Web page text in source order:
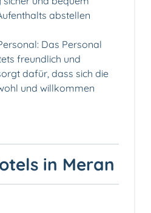
abstellen
Das Personal
freundlich und
dafür, dass sich die
und willkommen
in Meran